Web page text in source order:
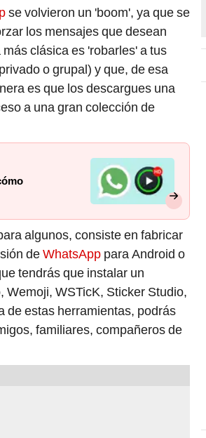
se volvieron un 'boom', ya que se
los mensajes que desean
clásica es 'robarles' a tus
o grupal) y que, de esa
es que los descargues una
a una gran colección de
algunos, consiste en fabricar
deWhatsApp para Android o
tendrás que instalar un
Wemoji, WSTicK, Sticker Studio,
de estas herramientas, podrás
familiares, compañeros de